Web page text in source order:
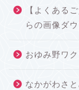
【よくある
らの画像ダ
おゆみ野ワ
なかがわさ